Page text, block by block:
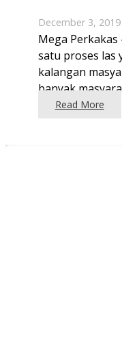
December 3, 2019
Mega Perkakas
satu proses las
kalangan
banyak
Read More